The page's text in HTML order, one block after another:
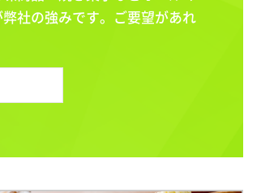
社の強みです。ご要望があれ